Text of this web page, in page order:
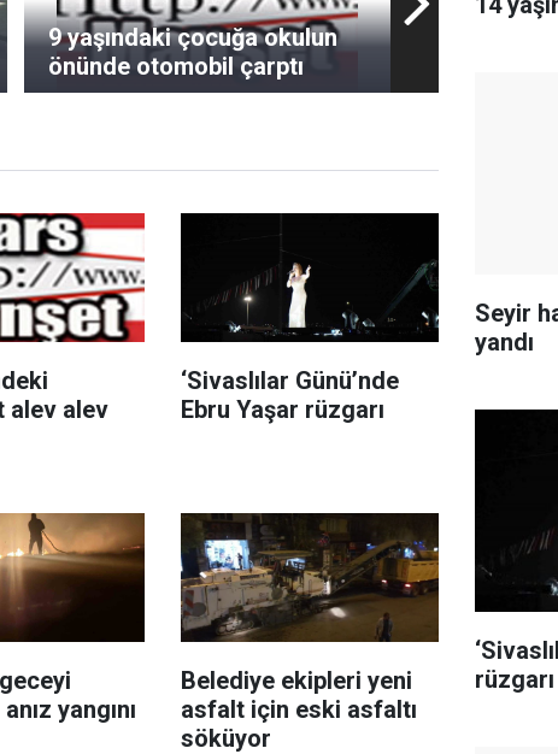
9 yaşındaki çocuğa okulun
önünde otomobil çarptı
alev alev
‘Sivaslılar Günü’nde
Ebru Yaşar rüzgarı
yangını
Belediye ekipleri yeni
asfalt için eski asfaltı
söküyor
Seyir
yandı
rüzgarı